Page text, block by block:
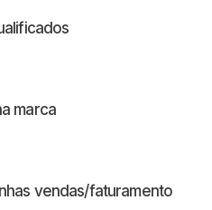
marca
vendas/faturamento